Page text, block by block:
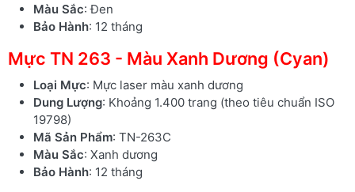
Màu Sắc: Đen
Bảo Hành: 12 tháng
Mực TN 263 - Màu Xanh Dương (Cyan)
Loại Mực: Mực laser màu xanh dương
Dung Lượng: Khoảng 1.400 trang (theo tiêu chuẩn ISO
19798)
Mã Sản Phẩm: TN-263C
Màu Sắc: Xanh dương
Bảo Hành: 12 tháng